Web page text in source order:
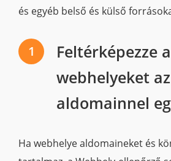
és egyéb belső és külső
1
Feltérképezze a
webhelyeket
aldomainnel
Ha webhelye aldomaineket és